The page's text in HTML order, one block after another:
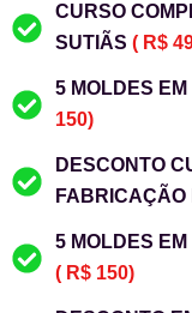
CURSO
SUTIÃS( R$
5 MOLDES
150)
DESCONTO
5 MOLDES
( R$ 150)